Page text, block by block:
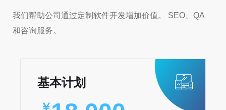
我们帮助公司通过定制软件开发增加价值。 SEO、QA
和咨询服务。
基本计划
￥